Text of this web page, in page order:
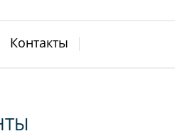
Контакты